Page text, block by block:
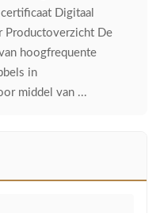
Digitaal
Productoverzicht De
hoogfrequente
in
middel van ...